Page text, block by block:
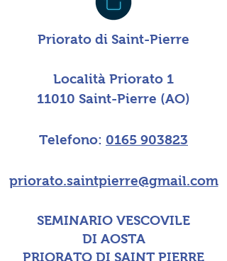
Priorato di Saint-Pierre
Località Priorato 1
11010 Saint-Pierre (AO)
Telefono: 0165 903823
priorato.saintpierre@gmail.com
SEMINARIO VESCOVILE
DI AOSTA
PRIORATO DI SAINT PIERRE